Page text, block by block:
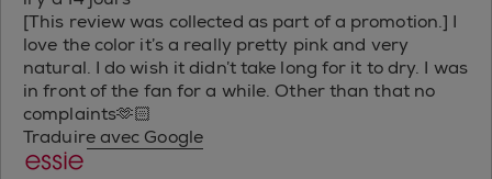
[This review was collected as part of a promotion.] I
love the color it’s a really pretty pink and very
natural. I do wish it didn’t take long for it to dry. I was
in front of the fan for a while. Other than that no
complaints🫶🏻
Traduire avec Google